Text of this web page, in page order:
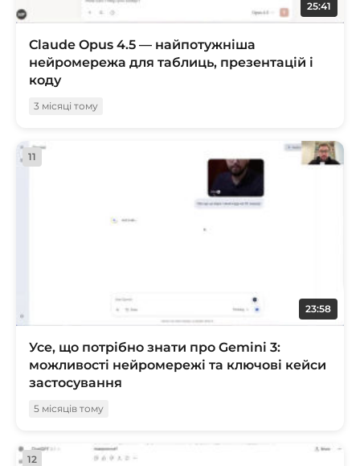
25:41
Claude Opus 4.5 — найпотужніша
нейромережа для таблиць, презентацій і
коду
3 місяці тому
11
23:58
Усе, що потрібно знати про Gemini 3:
можливості нейромережі та ключові кейси
застосування
5 місяців тому
12